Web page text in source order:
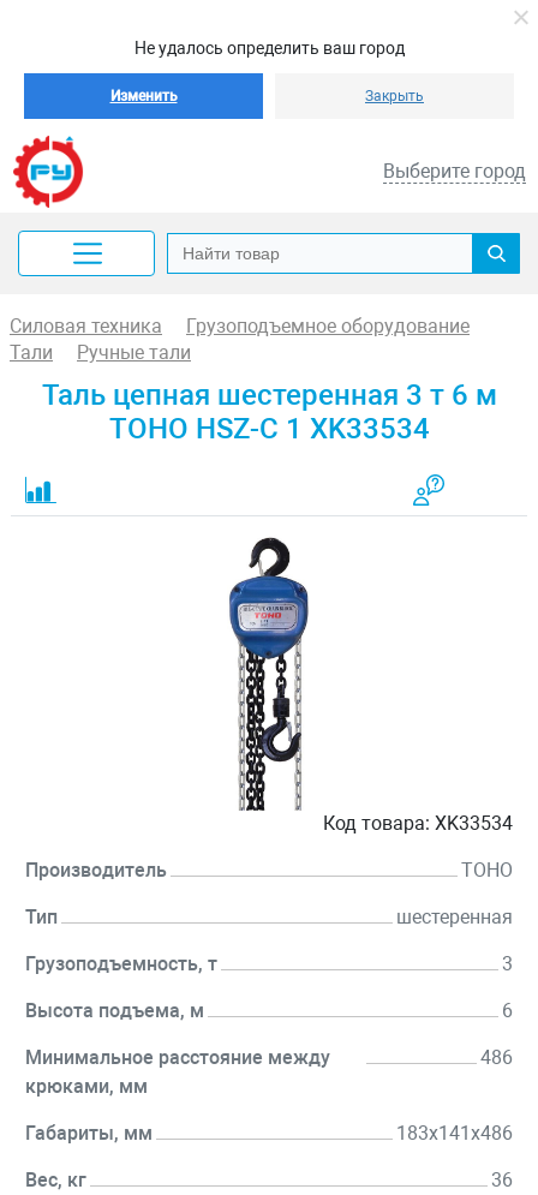
Не удалось определить ваш город
Изменить Закрыть
Выберите город
Силовая техника
Грузоподъемное оборудование
Тали
Ручные тали
Таль цепная шестеренная 3 т 6 м
TOHO HSZ-C 1 XK33534
Код товара: XK33534
Производитель TOHO
Тип шестеренная
Грузоподъемность, т 3
Высота подъема, м 6
Минимальное расстояние между
крюками, мм
486
Габариты, мм 183x141x486
Вес, кг 36